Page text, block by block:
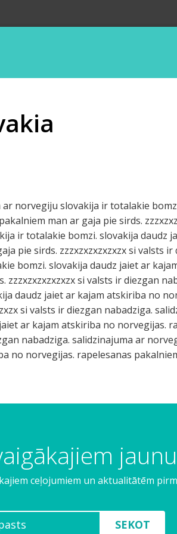
norvegiju slovakija ir totalakie
man ar gaja pie sirds.
ir totalakie bomzi. slovakija daudz
pie sirds. zzzxzxzxzxzxzx si valsts ir
bomzi. slovakija daudz jaiet ar
zzzxzxzxzxzxzx si valsts ir diezgan
daudz jaiet ar kajam atskiriba no
si valsts ir diezgan nabadziga.
ar kajam atskiriba no norvegijas.
nabadziga. salidzinajuma ar
no norvegijas. rapelesanas
ceļojumiem un aktualitātēm
SEKOT